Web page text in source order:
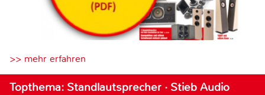
>> mehr erfahren
Topthema: Standlautsprecher · Stieb Audio